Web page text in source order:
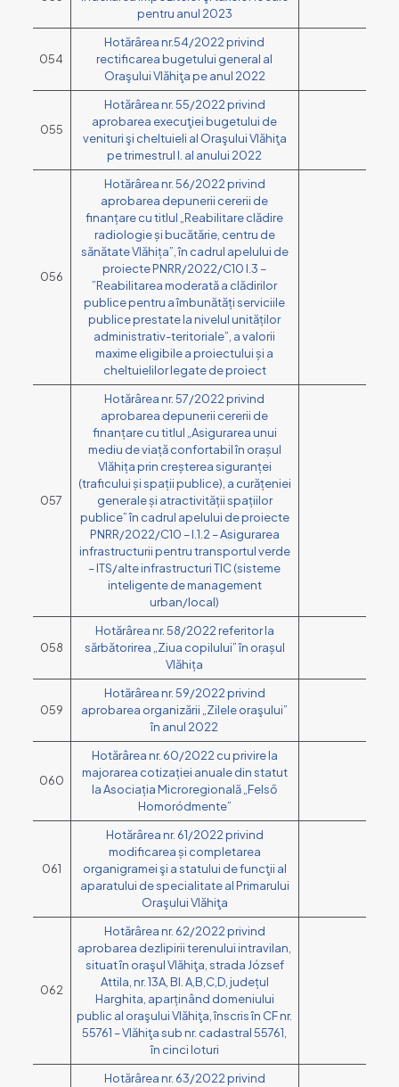
pentru anul 2023
054
Hotărârea nr.54/2022 privind
rectificarea bugetului general al
Oraşului Vlăhiţa pe anul 2022
055
Hotărârea nr. 55/2022 privind
aprobarea execuţiei bugetului de
venituri şi cheltuieli al Oraşului Vlăhiţa
pe trimestrul I. al anului 2022
056
Hotărârea nr. 56/2022 privind
aprobarea depunerii cererii de
finanțare cu titlul „Reabilitare clădire
radiologie și bucătărie, centru de
sănătate Vlăhița”, în cadrul apelului de
proiecte PNRR/2022/C10 I.3 –
”Reabilitarea moderată a clădirilor
publice pentru a îmbunătăți serviciile
publice prestate la nivelul unităților
administrativ-teritoriale”, a valorii
maxime eligibile a proiectului și a
cheltuielilor legate de proiect
057
Hotărârea nr. 57/2022 privind
aprobarea depunerii cererii de
finanțare cu titlul „Asigurarea unui
mediu de viață confortabil în orașul
Vlăhița prin creșterea siguranței
(traficului și spații publice), a curățeniei
generale și atractivității spațiilor
publice” în cadrul apelului de proiecte
PNRR/2022/C10 – I.1.2 – Asigurarea
infrastructurii pentru transportul verde
– ITS/alte infrastructuri TIC (sisteme
inteligente de management
urban/local)
058
Hotărârea nr. 58/2022 referitor la
sărbătorirea „Ziua copilului” în orașul
Vlăhița
059
Hotărârea nr. 59/2022 privind
aprobarea organizării „Zilele oraşului”
în anul 2022
060
Hotărârea nr. 60/2022 cu privire la
majorarea cotizației anuale din statut
la Asociația Microregională „Felső
Homoródmente”
061
Hotărârea nr. 61/2022 privind
modificarea și completarea
organigramei şi a statului de funcţii al
aparatului de specialitate al Primarului
Oraşului Vlăhiţa
062
Hotărârea nr. 62/2022 privind
aprobarea dezlipirii terenului intravilan,
situat în oraşul Vlăhiţa, strada József
Attila, nr. 13A, Bl. A,B,C,D, județul
Harghita, aparținând domeniului
public al oraşului Vlăhiţa, înscris în CF nr.
55761 – Vlăhiţa sub nr. cadastral 55761,
în cinci loturi
Hotărârea nr. 63/2022 privind